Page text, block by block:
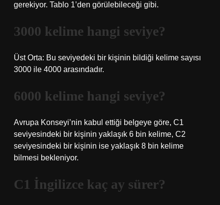
gerekiyor. Tablo 1’den görülebileceği gibi.
3000 kelime hangi seviye?
Üst Orta: Bu seviyedeki bir kişinin bildiği kelime sayısı
3000 ile 4000 arasındadır.
6000 kelime hangi seviye?
Avrupa Konseyi’nin kabul ettiği belgeye göre, C1
seviyesindeki bir kişinin yaklaşık 6 bin kelime, C2
seviyesindeki bir kişinin ise yaklaşık 8 bin kelime
bilmesi bekleniyor.
C1 İngilizce kaç ay sürer?